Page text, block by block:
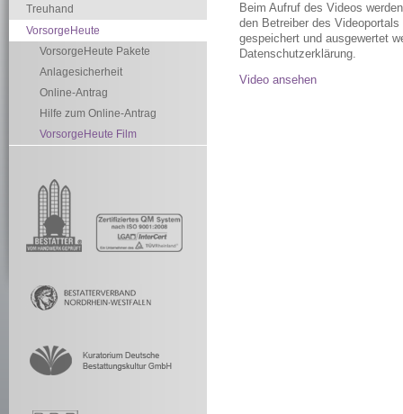
Treuhand
VorsorgeHeute
VorsorgeHeute Pakete
Anlagesicherheit
Online-Antrag
Hilfe zum Online-Antrag
VorsorgeHeute Film
Beim Aufruf des Videos
den Betreiber des
gespeichert und ausgewertet
Datenschutzerklärung.
Video ansehen